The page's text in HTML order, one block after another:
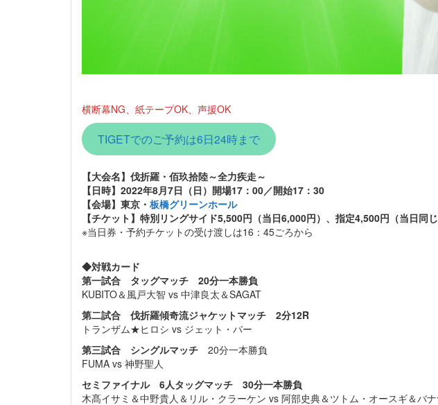
横断幕NG、紙テープOK、声援OK
TIGETでのご予約は6日24時まで
【大会名】伐折羅・佰玖拾陸～全力疾走～
【日時】2022年8月7日（日）開場17：00／開始17：30
【会場】東京・ 板橋グリーンホール
【チケット】特別リングサイド5,500円（当日6,000円）、指定4,500円（当日同
※当日券・予約チケットの受け渡しは16：45ごろから
◆対戦カード
第一試合 タッグマッチ 20分一本勝負
KUBITO＆風戸大智 vs 中津良太＆SAGAT
第二試合 伐折羅傾奇流ジャケットマッチ 2分12R
トランザム★ヒロシ vs ジェット・バー
第三試合 シングルマッチ 20分一本勝負
FUMA vs 神野聖人
セミファイナル 6人タッグマッチ 30分一本勝負
木髙イサミ＆中野貴人＆リル・クラーケン vs 阿部史典＆ツトム・オースギ＆バ